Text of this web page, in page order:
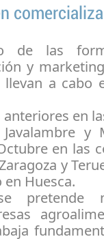
de las
y
llevan a cabo
en
y
en las
y
Huesca.
pretende